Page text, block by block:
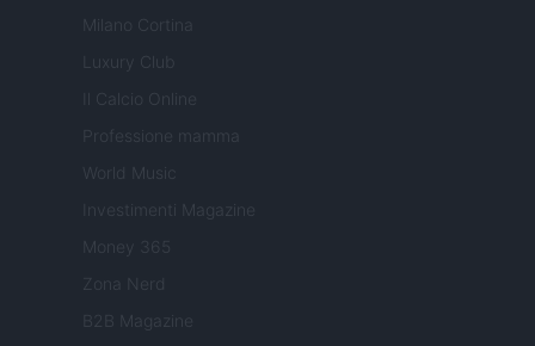
Milano Cortina
Luxury Club
Il Calcio Online
Professione mamma
World Music
Investimenti Magazine
Money 365
Zona Nerd
B2B Magazine